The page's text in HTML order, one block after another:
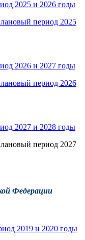
2025 и 2026 годы
период 2025
2026 и 2027 годы
период 2026
2027 и 2028 годы
период 2027
Федерации
2019 и 2020 годы